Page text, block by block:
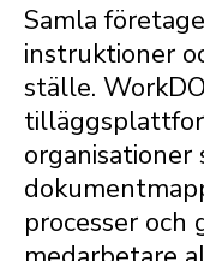
Samla
instruktioner
ställe.
organisationer
processer